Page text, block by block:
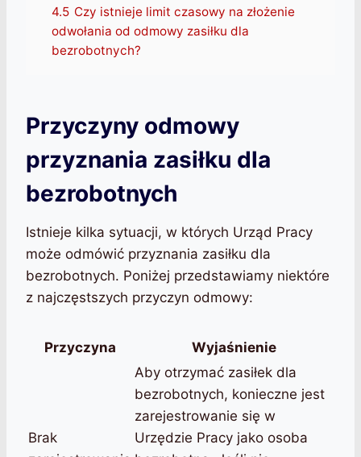
4.5 Czy istnieje limit czasowy na złożenie
odwołania od odmowy zasiłku dla
bezrobotnych?
Przyczyny odmowy
przyznania zasiłku dla
bezrobotnych
Istnieje kilka sytuacji, w których Urząd Pracy
może odmówić przyznania zasiłku dla
bezrobotnych. Poniżej przedstawiamy niektóre
z najczęstszych przyczyn odmowy:
Przyczyna Wyjaśnienie
Brak
Aby otrzymać zasiłek dla
bezrobotnych, konieczne jest
zarejestrowanie się w
Urzędzie Pracy jako osoba